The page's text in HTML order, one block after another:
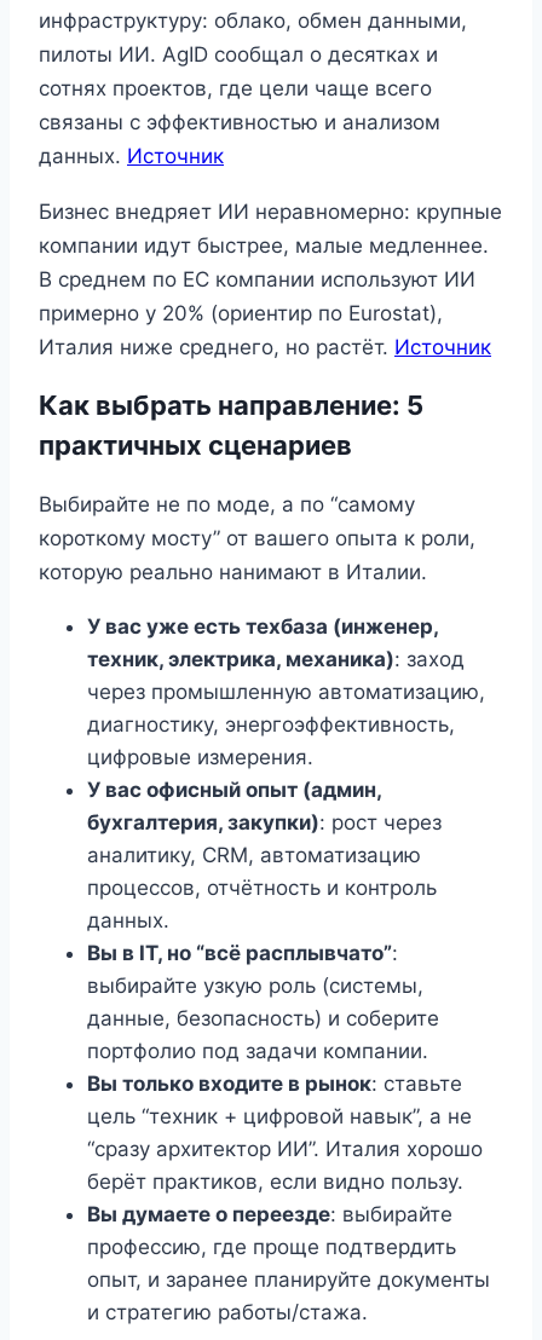
инфраструктуру: облако, обмен данными,
пилоты ИИ. AgID сообщал о десятках и
сотнях проектов, где цели чаще всего
связаны с эффективностью и анализом
данных. Источник
Бизнес внедряет ИИ неравномерно: крупные
компании идут быстрее, малые медленнее.
В среднем по ЕС компании используют ИИ
примерно у 20% (ориентир по Eurostat),
Италия ниже среднего, но растёт. Источник
Как выбрать направление: 5
практичных сценариев
Выбирайте не по моде, а по “самому
короткому мосту” от вашего опыта к роли,
которую реально нанимают в Италии.
У вас уже есть техбаза (инженер,
техник, электрика, механика): заход
через промышленную автоматизацию,
диагностику, энергоэффективность,
цифровые измерения.
У вас офисный опыт (админ,
бухгалтерия, закупки): рост через
аналитику, CRM, автоматизацию
процессов, отчётность и контроль
данных.
Вы в IT, но “всё расплывчато”:
выбирайте узкую роль (системы,
данные, безопасность) и соберите
портфолио под задачи компании.
Вы только входите в рынок: ставьте
цель “техник + цифровой навык”, а не
“сразу архитектор ИИ”. Италия хорошо
берёт практиков, если видно пользу.
Вы думаете о переезде: выбирайте
профессию, где проще подтвердить
опыт, и заранее планируйте документы
и стратегию работы/стажа.